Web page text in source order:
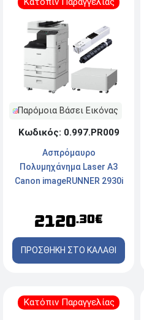
Παρόμοια Βάσει Εικόνας
Κωδικός: 0.997.PR009
Ασπρόμαυρο
Πολυμηχάνημα Laser A3
Canon imageRUNNER 2930i
Type-S3 και Toner Canon
C-EXV 67 Black
2120.30€
ΠΡΟΣΘΗΚΗ ΣΤΟ ΚΑΛΑΘΙ
Κατόπιν Παραγγελίας